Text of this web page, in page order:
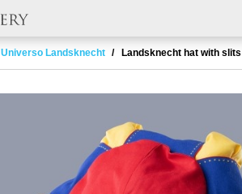
Universo Landsknecht Landsknecht hat with slits